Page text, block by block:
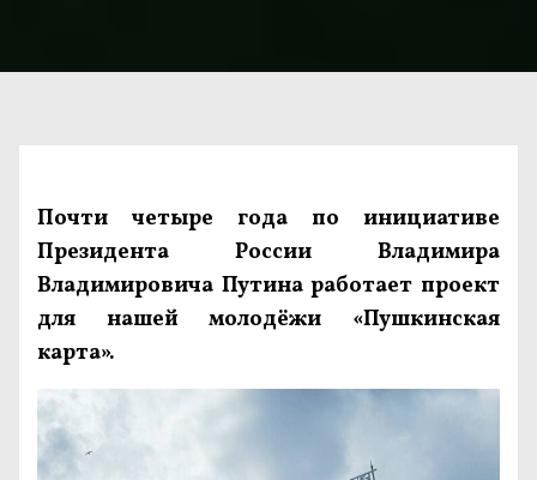
Почти четыре года по инициативе
Президента России Владимира
Владимировича Путина работает проект
для нашей молодёжи «Пушкинская
карта».